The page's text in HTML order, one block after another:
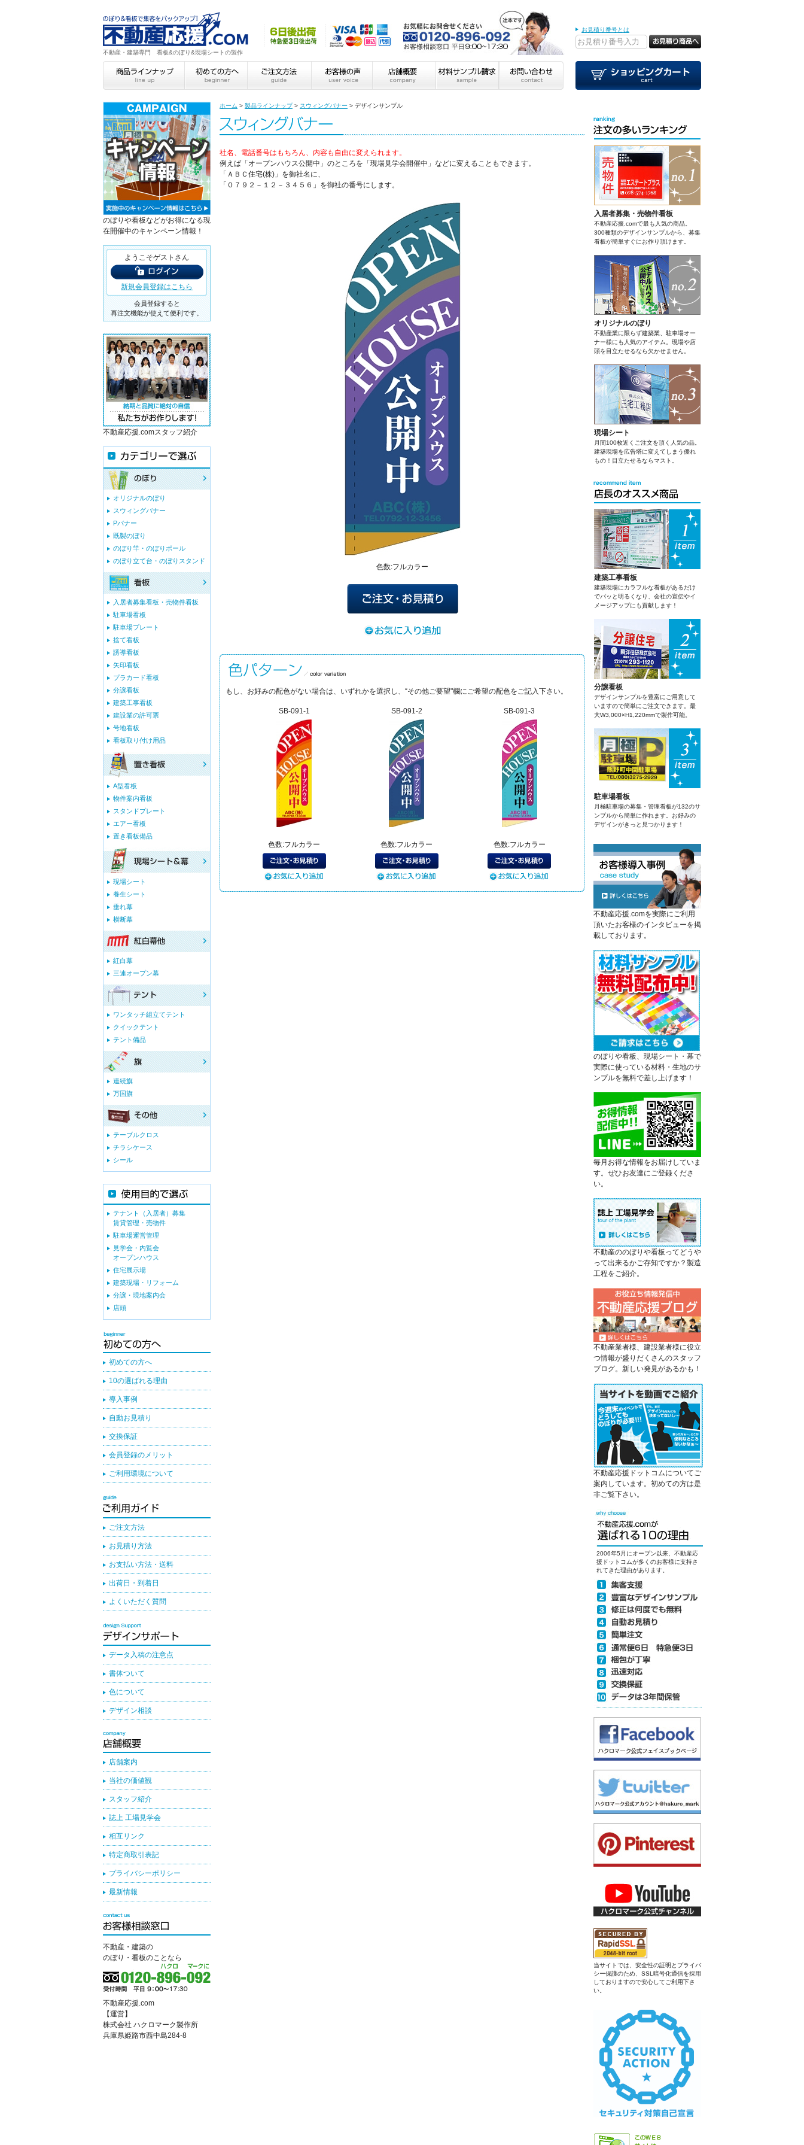
不動産・建築専門 看板&のぼり&現場シートの製作
お見積り番号とは
ホーム > 製品ラインナップ> スウィングバナー > デザインサンプル
社名、電話番号はもちろん、内容も自由に変えられます。
例えば「オープンハウス公開中」のところを「現場見学会開催中」などに変えることもできます。
「ＡＢＣ住宅(株)」を御社名に、
「０７９２－１２－３４５６」を御社の番号にします。
色数:フルカラー
もし、お好みの配色がない場合は、いずれかを選択し、“その他ご要望"欄にご希望の配色をご記入下さい。
SB-091-1
色数:フルカラー
SB-091-2
色数:フルカラー
SB-091-3
色数:フルカラー
入居者募集・売物件看板
不動産応援.comで最も人気の商品。
300種類のデザインサンプルから、募集
看板が簡単すぐにお作り頂けます。
オリジナルのぼり
不動産業に限らず建築業、駐車場オー
ナー様にも人気のアイテム。現場や店
頭を目立たせるなら欠かせません。
現場シート
月間100枚近くご注文を頂く人気の品。
建築現場を広告塔に変えてしまう優れ
もの！目立たせるならマスト。
建築工事看板
建築現場にカラフルな看板があるだけ
でパッと明るくなり、会社の宣伝やイ
メージアップにも貢献します！
分譲看板
デザインサンプルを豊富にご用意して
いますので簡単にご注文できます。最
大W3,000×H1,220mmで製作可能。
駐車場看板
月極駐車場の募集・管理看板が132のサ
ンプルから簡単に作れます。お好みの
デザインがきっと見つかります！
不動産応援.comを実際にご利用
頂いたお客様のインタビューを掲
載しております。
のぼりや看板、現場シート・幕で
実際に使っている材料・生地のサ
ンプルを無料で差し上げます！
毎月お得な情報をお届けしていま
す。ぜひお友達にご登録くださ
い。
不動産ののぼりや看板ってどうや
って出来るかご存知ですか？製造
工程をご紹介。
不動産業者様、建設業者様に役立
つ情報が盛りだくさんのスタッフ
ブログ。新しい発見があるかも！
不動産応援ドットコムについてご
案内しています。初めての方は是
非ご覧下さい。
2006年5月にオープン以来、不動産応
援ドットコムが多くのお客様に支持さ
れてきた理由があります。
当サイトでは、安全性の証明とプライバ
シー保護のため、SSL暗号化通信を採用
しておりますので安心してご利用下さ
い。
のぼりや看板などがお得になる現
在開催中のキャンペーン情報！
ようこそゲストさん
新規会員登録はこちら
会員登録すると
再注文機能が使えて便利です。
不動産応援.comスタッフ紹介
オリジナルのぼり
スウィングバナー
Pバナー
既製のぼり
のぼり竿・のぼりポール
のぼり立て台・のぼりスタンド
入居者募集看板・売物件看板
駐車場看板
駐車場プレート
捨て看板
誘導看板
矢印看板
プラカード看板
分譲看板
建築工事看板
建設業の許可票
号地看板
看板取り付け用品
A型看板
物件案内看板
スタンドプレート
エアー看板
置き看板備品
現場シート
養生シート
垂れ幕
横断幕
紅白幕
三連オープン幕
ワンタッチ組立てテント
クイックテント
テント備品
連続旗
万国旗
テーブルクロス
チラシケース
シール
テナント（入居者）募集
賃貸管理・売物件
駐車場運営管理
見学会・内覧会
オープンハウス
住宅展示場
建築現場・リフォーム
分譲・現地案内会
店頭
初めての方へ
10の選ばれる理由
導入事例
自動お見積り
交換保証
会員登録のメリット
ご利用環境について
ご注文方法
お見積り方法
お支払い方法・送料
出荷日・到着日
よくいただく質問
データ入稿の注意点
書体ついて
色について
デザイン相談
店舗案内
当社の価値観
スタッフ紹介
誌上 工場見学会
相互リンク
特定商取引表記
プライバシーポリシー
最新情報
不動産・建築の
のぼり・看板のことなら
不動産応援.com
【運営】
株式会社 ハクロマーク製作所
兵庫県姫路市西中島284-8